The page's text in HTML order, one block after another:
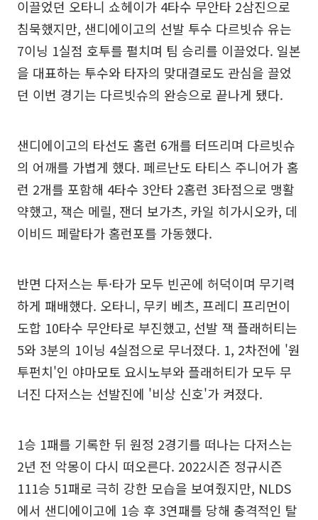
이끌었던 오타니 쇼헤이가 4타수 무안타 2삼진으로
침묵했지만, 샌디에이고의 선발 투수 다르빗슈 유는
7이닝 1실점 호투를 펼치며 팀 승리를 이끌었다. 일본
을 대표하는 투수와 타자의 맞대결로도 관심을 끌었
던 이번 경기는 다르빗슈의 완승으로 끝나게 됐다.
샌디에이고의 타선도 홈런 6개를 터뜨리며 다르빗슈
의 어깨를 가볍게 했다. 페르난도 타티스 주니어가 홈
런 2개를 포함해 4타수 3안타 2홈런 3타점으로 맹활
약했고, 잭슨 메릴, 잰더 보가츠, 카일 히가시오카, 데
이비드 페랄타가 홈런포를 가동했다.
반면 다저스는 투·타가 모두 빈곤에 허덕이며 무기력
하게 패배했다. 오타니, 무키 베츠, 프레디 프리먼이
도합 10타수 무안타로 부진했고, 선발 잭 플래허티는
5와 3분의 1이닝 4실점으로 무너졌다. 1, 2차전에 '원
투펀치'인 야마모토 요시노부와 플래허티가 모두 무
너진 다저스는 선발진에 '비상 신호'가 켜졌다.
1승 1패를 기록한 뒤 원정 2경기를 떠나는 다저스는
2년 전 악몽이 다시 떠오른다. 2022시즌 정규시즌
111승 51패로 극히 강한 모습을 보여줬지만, NLDS
에서 샌디에이고에 1승 후 3연패를 당해 충격적인 탈